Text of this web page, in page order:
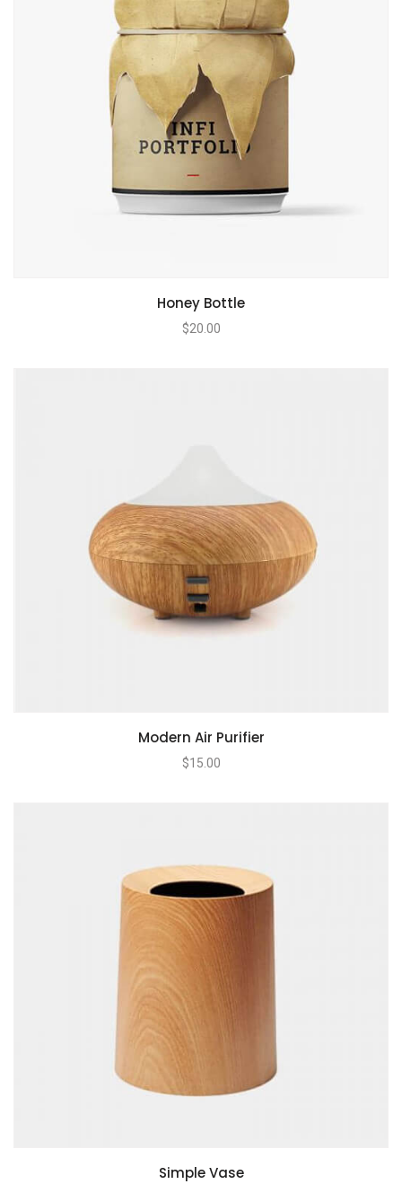
Honey Bottle
$20.00
Modern Air Purifier
$15.00
Simple Vase